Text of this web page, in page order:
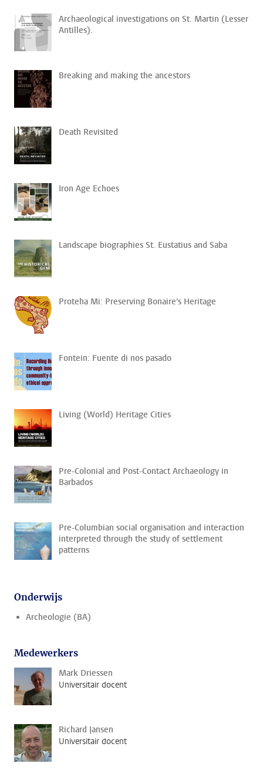
Archaeological investigations on St. Martin (Lesser
Antilles).
Breaking and making the ancestors
Death Revisited
Iron Age Echoes
Landscape biographies St. Eustatius and Saba
Proteha Mi: Preserving Bonaire's Heritage
Fontein: Fuente di nos pasado
Living (World) Heritage Cities
Pre-Colonial and Post-Contact Archaeology in
Barbados
Pre-Columbian social organisation and interaction
interpreted through the study of settlement
patterns
Onderwijs
Archeologie (BA)
Medewerkers
Mark Driessen
Universitair docent
Richard Jansen
Universitair docent